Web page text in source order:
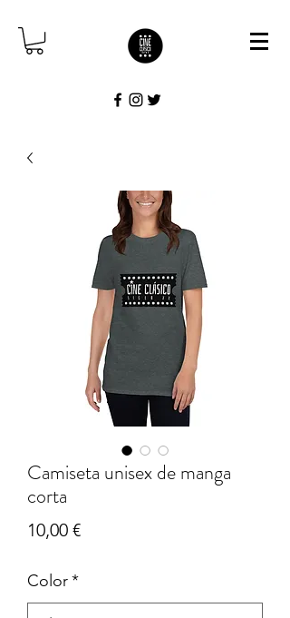
Camiseta unisex de manga
corta
10,00 €Precio
Color*